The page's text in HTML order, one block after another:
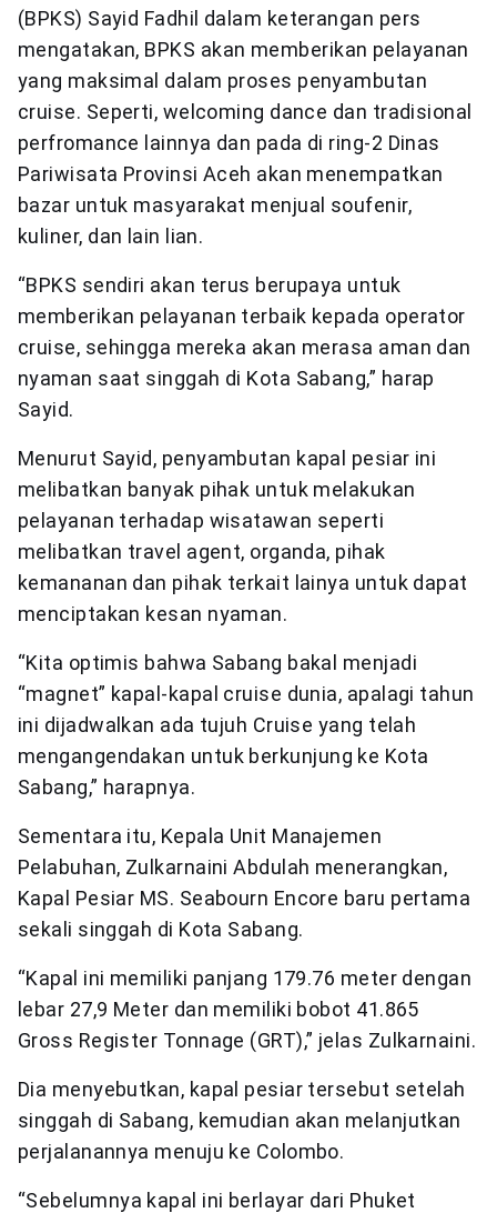
(BPKS) Sayid Fadhil dalam keterangan pers
mengatakan, BPKS akan memberikan pelayanan
yang maksimal dalam proses penyambutan
cruise. Seperti, welcoming dance dan tradisional
perfromance lainnya dan pada di ring-2 Dinas
Pariwisata Provinsi Aceh akan menempatkan
bazar untuk masyarakat menjual soufenir,
kuliner, dan lain lian.
“BPKS sendiri akan terus berupaya untuk
memberikan pelayanan terbaik kepada operator
cruise, sehingga mereka akan merasa aman dan
nyaman saat singgah di Kota Sabang,” harap
Sayid.
Menurut Sayid, penyambutan kapal pesiar ini
melibatkan banyak pihak untuk melakukan
pelayanan terhadap wisatawan seperti
melibatkan travel agent, organda, pihak
kemananan dan pihak terkait lainya untuk dapat
menciptakan kesan nyaman.
“Kita optimis bahwa Sabang bakal menjadi
“magnet” kapal-kapal cruise dunia, apalagi tahun
ini dijadwalkan ada tujuh Cruise yang telah
mengangendakan untuk berkunjung ke Kota
Sabang,” harapnya.
Sementara itu, Kepala Unit Manajemen
Pelabuhan, Zulkarnaini Abdulah menerangkan,
Kapal Pesiar MS. Seabourn Encore baru pertama
sekali singgah di Kota Sabang.
“Kapal ini memiliki panjang 179.76 meter dengan
lebar 27,9 Meter dan memiliki bobot 41.865
Gross Register Tonnage (GRT),” jelas Zulkarnaini.
Dia menyebutkan, kapal pesiar tersebut setelah
singgah di Sabang, kemudian akan melanjutkan
perjalanannya menuju ke Colombo.
“Sebelumnya kapal ini berlayar dari Phuket